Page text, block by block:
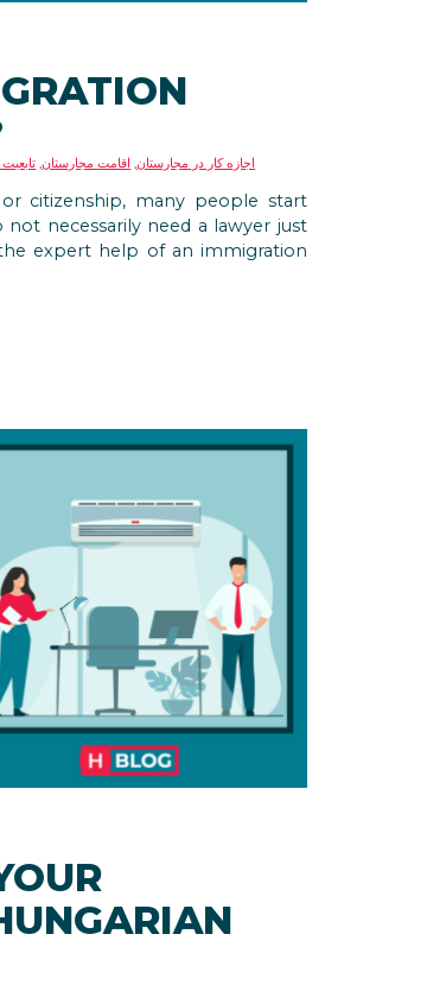
اجازه کار در مجارستان, اقامت مجارستان,
citizenship, many people start
necessarily need a lawyer just
expert help of an immigration